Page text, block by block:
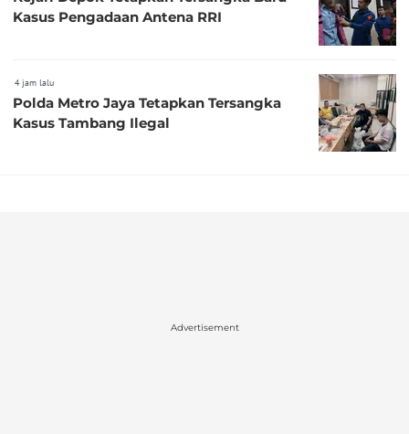
Kasus Pengadaan Antena RRI
4 jam lalu
Polda Metro Jaya Tetapkan Tersangka
Kasus Tambang Ilegal
Advertisement